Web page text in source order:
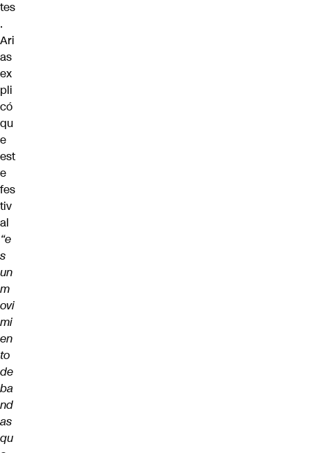
tes
.
Ari
as
ex
pli
có
qu
e
est
e
fes
tiv
al
“e
s
un
m
ovi
mi
en
to
de
ba
nd
as
qu